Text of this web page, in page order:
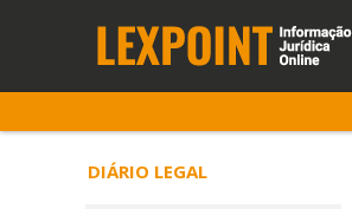
DIÁRIO LEGAL